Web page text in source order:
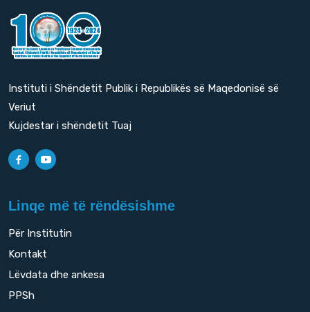
Instituti i Shëndetit Publik i Republikës së Maqedonisë së
Veriut
Kujdestar i shëndetit Tuaj
Linqe më të rëndësishme
Për Institutin
Kontakt
Lëvdata dhe ankesa
PPSh